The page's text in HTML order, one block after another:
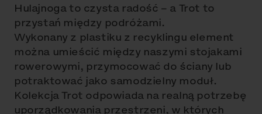
Hulajnoga to czysta radość – a Trot to
przystań między podróżami.
Wykonany z plastiku z recyklingu element
można umieścić między naszymi stojakami
rowerowymi, przymocować do ściany lub
potraktować jako samodzielny moduł.
Kolekcja Trot odpowiada na realną potrzebę
uporządkowania przestrzeni, w których